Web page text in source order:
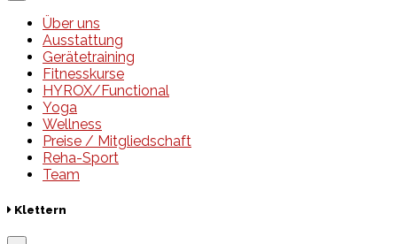
Über uns
Ausstattung
Gerätetraining
Fitnesskurse
HYROX/Functional
Yoga
Wellness
Preise / Mitgliedschaft
Reha-Sport
Team
Klettern